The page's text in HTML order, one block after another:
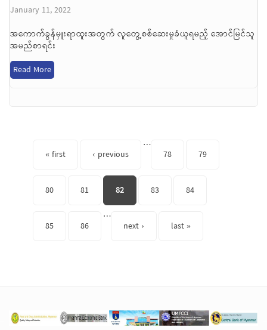
January 11, 2022
အကောက်ခွန်မှူးရာထူးအတွက် လူတွေ့စစ်ဆေးမှုခံယူရမည့် အောင်မြင်သူ
အမည်စာရင်း
Read More
« first ‹ previous
…
78
79
80 81 82 83 84
85 86
…
next ›
last »